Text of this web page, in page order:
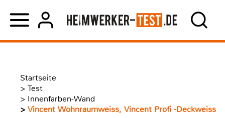
Startseite
> Test
> Innenfarben-Wand
> Vincent Wohnraumweiss, Vincent Profi -Deckweiss